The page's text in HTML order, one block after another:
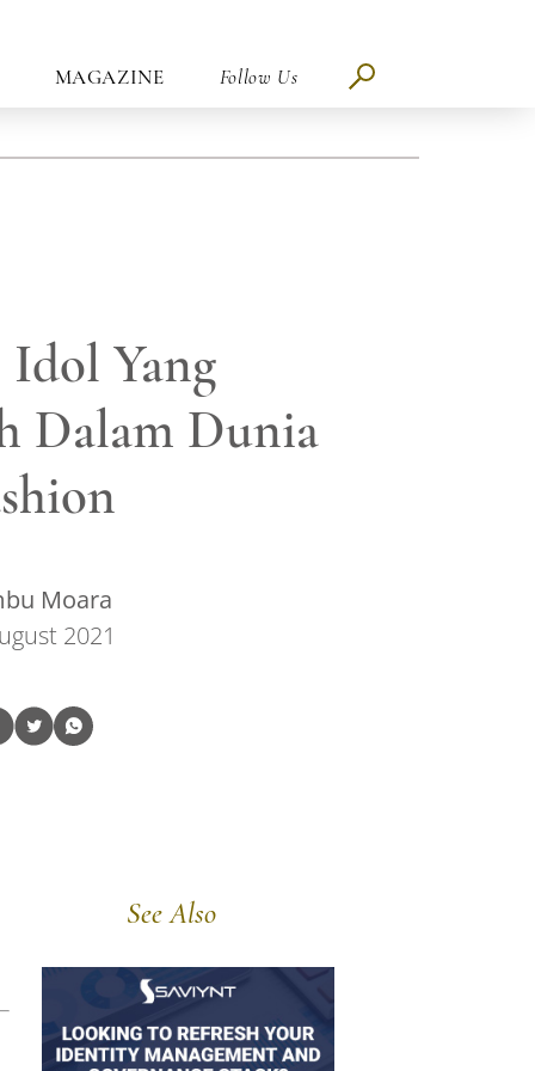
MAGAZINE Follow Us
Yang
Dalam Dunia
Moara
2021
See Also